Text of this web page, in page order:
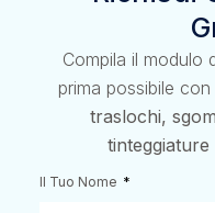
Compila il modulo
prima possibile
traslochi,
tinteggiature
Il Tuo Nome